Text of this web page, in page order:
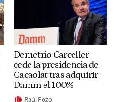
Demetrio Carceller
cede la presidencia de
Cacaolat tras adquirir
Damm el 100%
Raúl Pozo